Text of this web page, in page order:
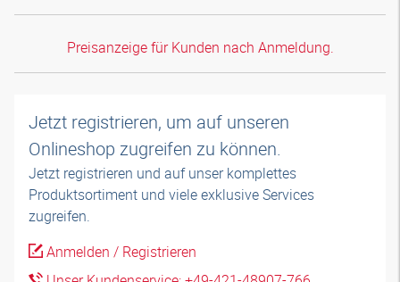
Preisanzeige für Kunden nach Anmeldung.
Jetzt registrieren, um auf unseren
Onlineshop zugreifen zu können.
Jetzt registrieren und auf unser komplettes
Produktsortiment und viele exklusive Services
zugreifen.
Anmelden / Registrieren